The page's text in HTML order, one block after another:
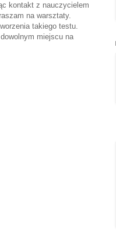
kontakt z nauczycielem
na warsztaty.
takiego testu.
miejscu na